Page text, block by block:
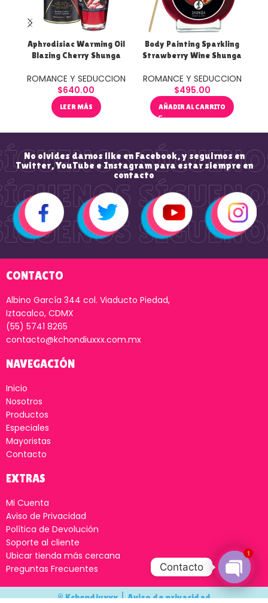
Aphrodisiac Warming Oil
Blazing Cherry Shunga
ROMANCE Y SEDUCCION
$640.00
LEER MÁS
Body Painting Sparkling
Strawberry Wine Shunga
ROMANCE Y SEDUCCION
$495.00
AÑADIR AL CARRITO
No olvides darnos like en Facebook, y seguirnos en
Twitter, YouTube e Instagram para estar siempre en
contacto
CONTACTO
Albino García 344 col. Viaducto Piedad,
Iztacalco, CDMX
(55) 5741 8265
contacto@kchondiuxxx.com.mx
NAVEGACIÓN
Inicio
Nosotros
Productos
Especiales
Mayoristas
Contacto
EXTRAS
Mi Cuenta
Aviso de Privacidad
Política de Devolución
Soporte al cliente
Ubicar tienda más cercana
Preguntas Frecuentes
© Kchondiuxxx |Aviso de privacidad
Contacto
Open
1